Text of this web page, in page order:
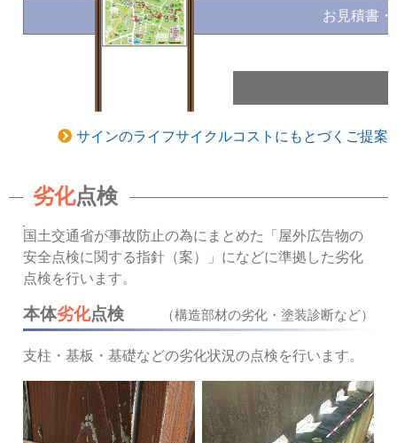
お見積書
サインのライフサイクルコストにもとづくご提案
劣化点検
国土交通省が事故防止の為にまとめた「屋外広告物の
安全点検に関する指針（案）」になどに準拠した劣化
点検を行います。
本体劣化点検 （構造部材の劣化・塗装診断など）
支柱・基板・基礎などの劣化状況の点検を行います。